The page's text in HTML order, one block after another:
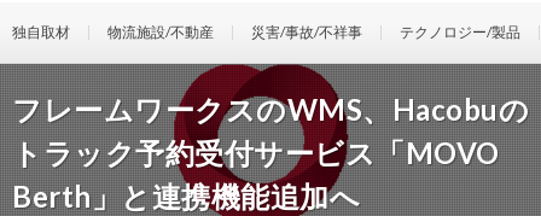
独自取材 物流施設/不動産 災害/事故/不祥事 テクノロジー/製品
フレームワークスのWMS、Hacobuの
トラック予約受付サービス「MOVO
Berth」と連携機能追加へ